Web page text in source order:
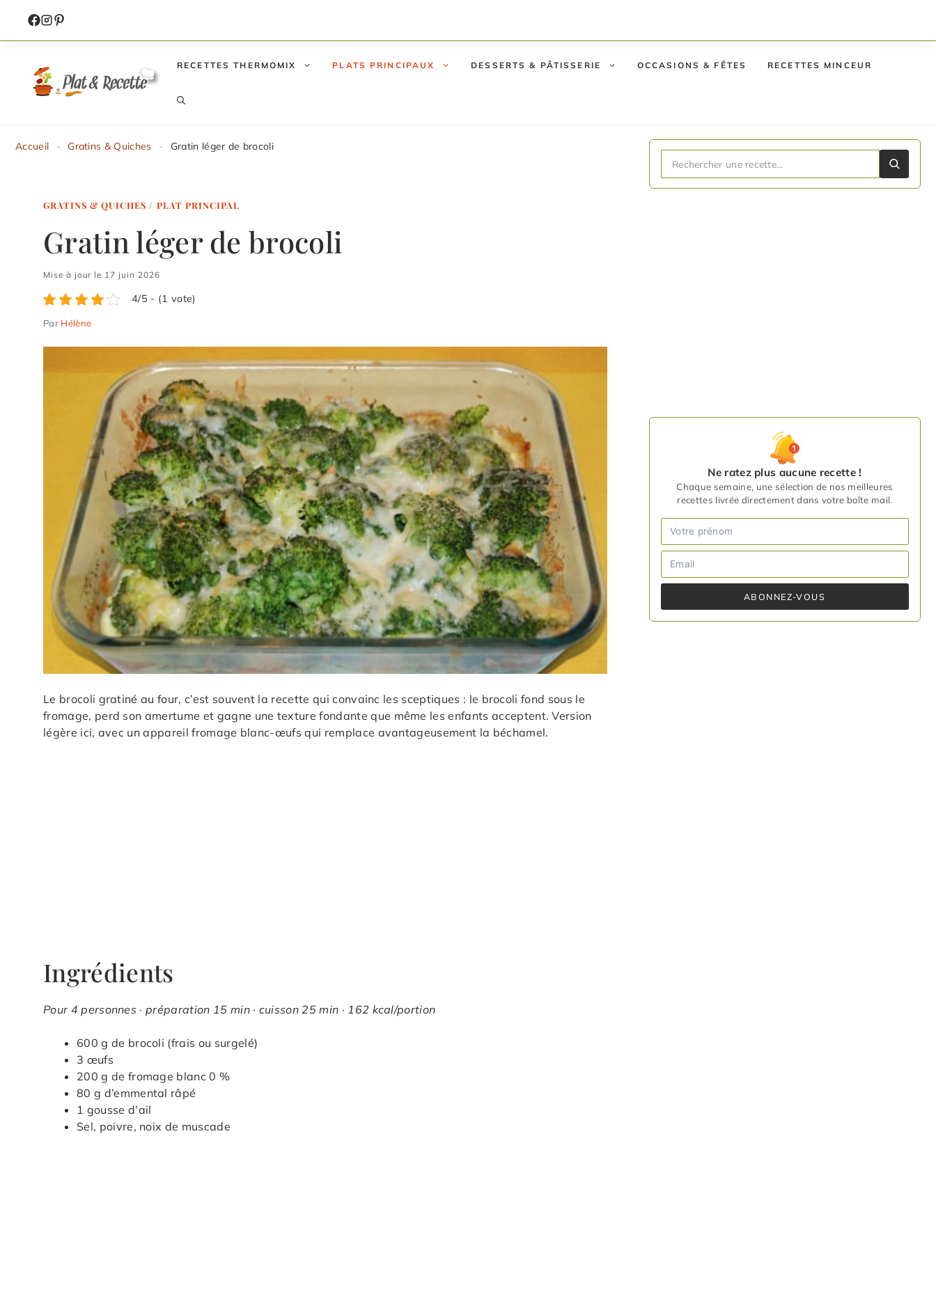
contenu
RECETTES THERMOMIX PLATS PRINCIPAUX DESSERTS & PÂTISSERIE OCCASIONS & FÊTES RECETTES MINCEUR
Accueil - Gratins & Quiches - Gratin léger de brocoli
GRATINS & QUICHES / PLAT PRINCIPAL
Gratin léger de brocoli
Mise à jour le 17 juin 2026
4/5 - (1 vote)
Par Hélène
Le brocoli gratiné au four, c’est souvent la recette qui convainc les sceptiques : le brocoli fond sous le
fromage, perd son amertume et gagne une texture fondante que même les enfants acceptent. Version
légère ici, avec un appareil fromage blanc-œufs qui remplace avantageusement la béchamel.
Ingrédients
Pour 4 personnes · préparation 15 min · cuisson 25 min · 162 kcal/portion
600 g de brocoli (frais ou surgelé)
3 œufs
200 g de fromage blanc 0 %
80 g d’emmental râpé
1 gousse d’ail
Sel, poivre, noix de muscade
Ne ratez plus aucune recette !
Chaque semaine, une sélection de nos meilleures
recettes livrée directement dans votre boîte mail.
ABONNEZ-VOUS